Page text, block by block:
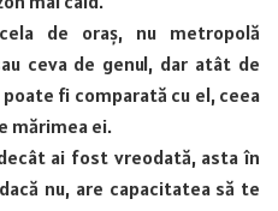
de oraș, nu metropolă
ceva de genul, dar atât de
fi comparată cu el, ceea
mărimea ei.
ai fost vreodată, asta în
nu, are capacitatea să te